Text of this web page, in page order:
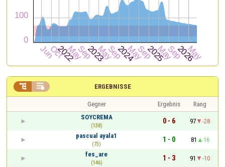
ERGEBNISSE
 
Gegner Ergebnis
Rang
SOYCREMA
(138)
0 - 6 97
-28
pascual ayala1
(73)
1 - 0 81
16
fes_are
(146)
1 - 3 91
-10